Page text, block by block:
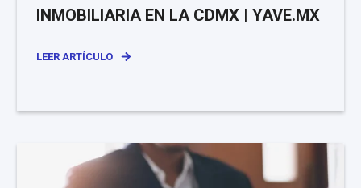
INMOBILIARIA EN LA CDMX | YAVE.MX
LEER ARTÍCULO